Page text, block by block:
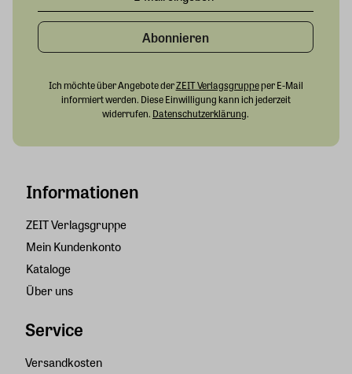
Informationen
ZEIT Verlagsgruppe
Mein Kundenkonto
Kataloge
Über uns
Service
Versandkosten
Abonnieren
Ich möchte über Angebote derZEIT Verlagsgruppeper E-Mail
informiert werden. Diese Einwilligung kann ich jederzeit
widerrufen. Datenschutzerklärung.